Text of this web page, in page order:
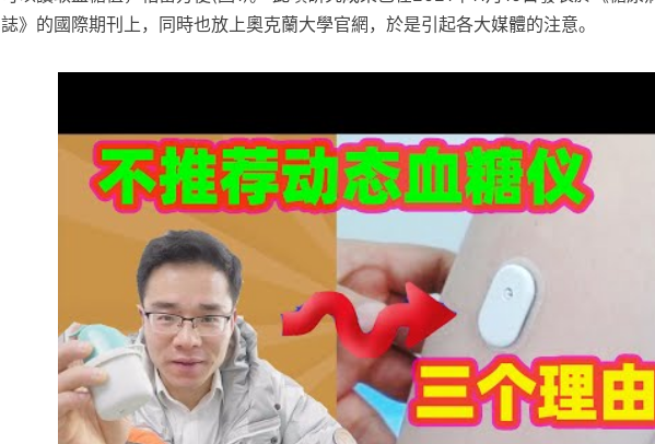
誌》的國際期刊上，同時也放上奧克蘭大學官網，於是引起各大媒體的注意。